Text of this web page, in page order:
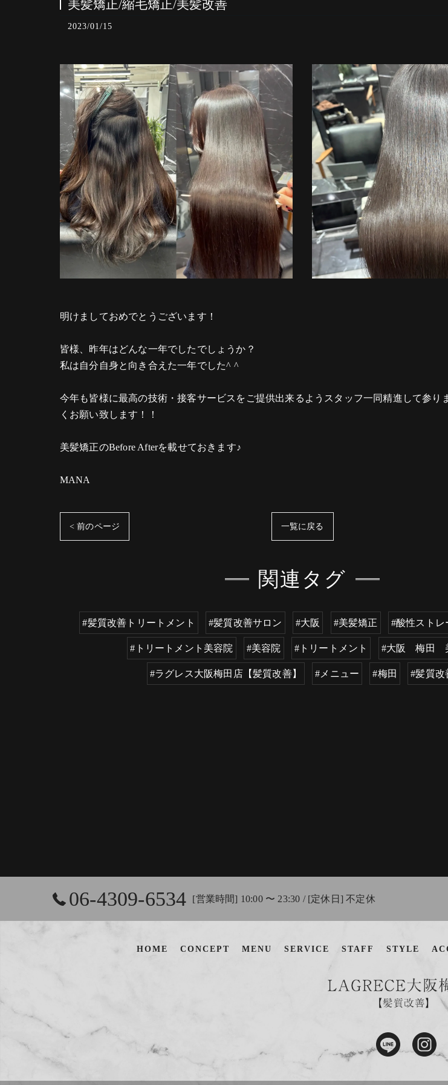
美髪矯正/縮毛矯正/美髪改善
2023/01/15
明けましておめでとうございます！
皆様、昨年はどんな一年でしたでしょうか？
私は自分自身と向き合えた一年でした^ ^
今年も皆様に最高の技術・接客サービスをご提供出来るようスタッフ一同精進して参り
くお願い致します！！
美髪矯正のBefore Afterを載せておきます♪
MANA
< 前のページ 一覧に戻る
関連タグ
#髪質改善トリートメント #髪質改善サロン #大阪 #美髪矯正 #酸性ストレ
#トリートメント美容院 #美容院 #トリートメント #大阪 梅田
#ラグレス大阪梅田店【髪質改善】 #メニュー #梅田 #髪質改
06-4309-6534 [営業時間] 10:00 〜 23:30 / [定休日] 不定休
HOME CONCEPT MENU SERVICE STAFF STYLE